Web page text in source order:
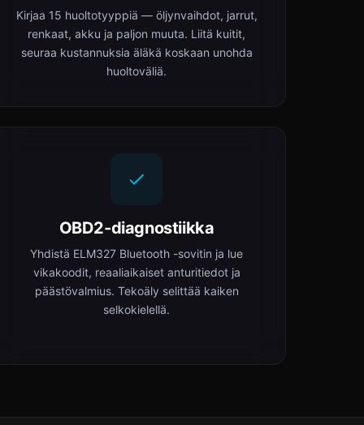
Kirjaa 15 huoltotyyppiä — öljynvaihdot, jarrut,
renkaat, akku ja paljon muuta. Liitä kuitit,
seuraa kustannuksia äläkä koskaan unohda
huoltoväliä.
OBD2-diagnostiikka
Yhdistä ELM327 Bluetooth -sovitin ja lue
vikakoodit, reaaliaikaiset anturitiedot ja
päästövalmius. Tekoäly selittää kaiken
selkokielellä.